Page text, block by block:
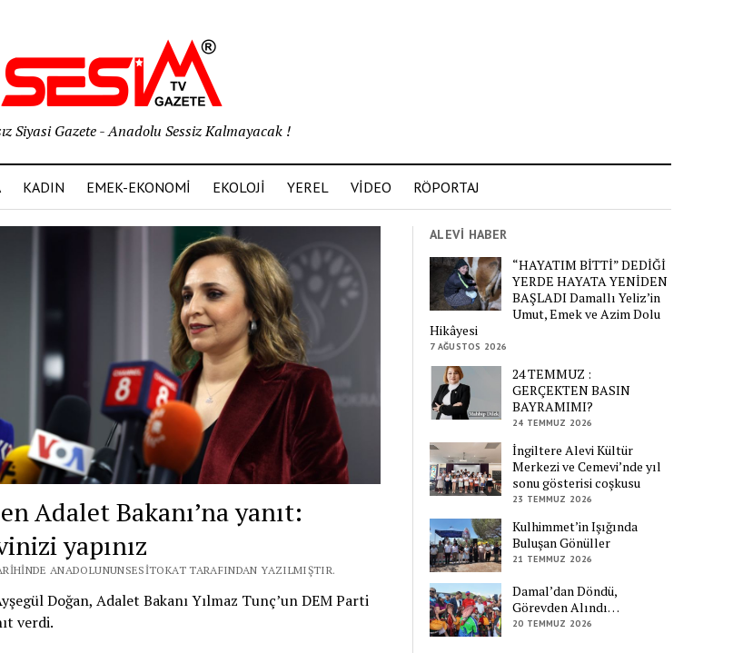
Siyasi Gazete - Anadolu Sessiz Kalmayacak !
KADIN EMEK-EKONOMİ EKOLOJİ YEREL VİDEO RÖPORTAJ
Adalet Bakanı’na yanıt:
yapınız
ANADOLUNUNSESITOKAT TARAFINDAN YAZILMIŞTIR.
Doğan, Adalet Bakanı Yılmaz Tunç’un DEM Parti
verdi.
ALEVİ HABER
“HAYATIM BİTTİ” DEDİĞİ
YERDE HAYATA YENİDEN
BAŞLADI Damallı Yeliz’in
Umut, Emek ve Azim Dolu
Hikâyesi
7 AĞUSTOS 2026
24 TEMMUZ :
GERÇEKTEN BASIN
BAYRAMIMI?
24 TEMMUZ 2026
İngiltere Alevi Kültür
Merkezi ve Cemevi’nde yıl
sonu gösterisi coşkusu
23 TEMMUZ 2026
Kulhimmet’in Işığında
Buluşan Gönüller
21 TEMMUZ 2026
Damal’dan Döndü,
Görevden Alındı…
20 TEMMUZ 2026